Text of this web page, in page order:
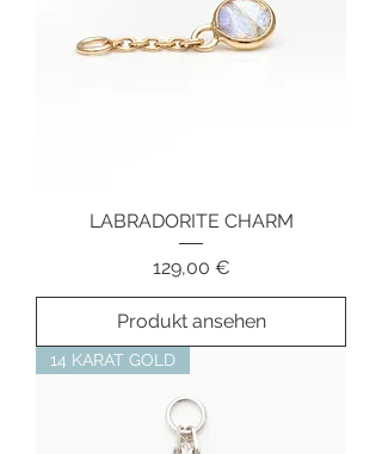
LABRADORITE CHARM
Preis
129,00 €
Produkt ansehen
14 KARAT GOLD